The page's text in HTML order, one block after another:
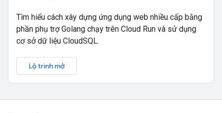
Tìm hiểu cách xây dựng ứng dụng web nhiều cấp bằng
phần phụ trợ Golang chạy trên Cloud Run và sử dụng
cơ sở dữ liệu CloudSQL.
Lộ trình mở